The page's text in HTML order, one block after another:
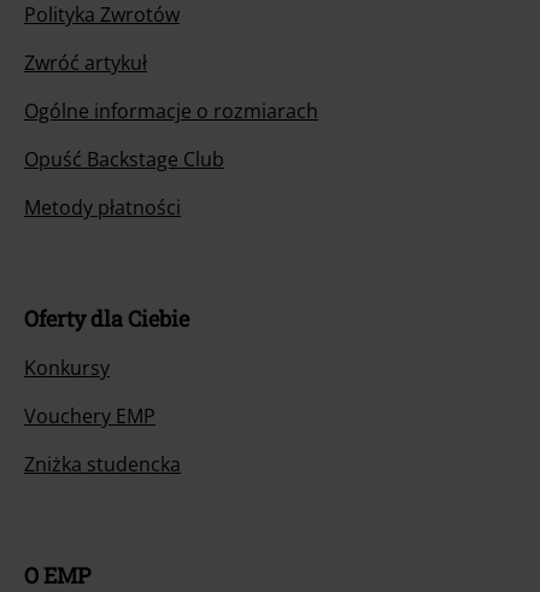
Polityka Zwrotów
Zwróć artykuł
Ogólne informacje o rozmiarach
Opuść Backstage Club
Metody płatności
Oferty dla Ciebie
Konkursy
Vouchery EMP
Zniżka studencka
O EMP